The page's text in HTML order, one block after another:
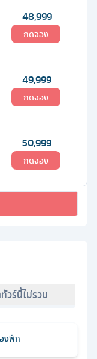
48,999
กดจอง
49,999
กดจอง
50,999
กดจอง
วร์นี้ไม่รวม
งพัก